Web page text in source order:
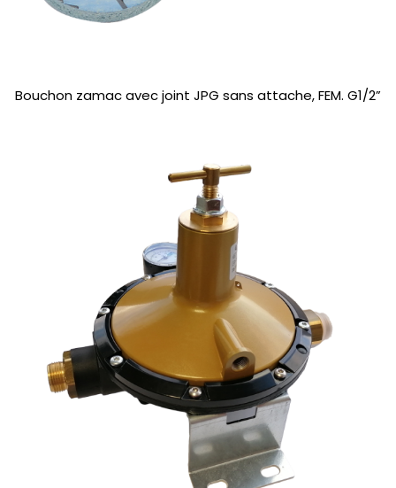
Bouchon zamac avec joint JPG sans attache, FEM. G1/2”